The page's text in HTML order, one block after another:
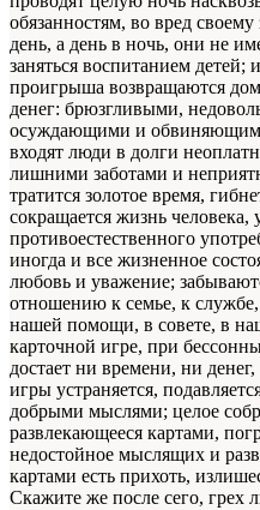
обязанностям, во вред
день, а день в ночь, они не
заняться воспитанием
проигрыша возвращаются
денег: брюзгливыми,
осуждающими и
входят люди в долги
лишними заботами и
тратится золотое время,
сокращается жизнь человека,
противоестественного
иногда и все жизненное
любовь и уважение;
отношению к семье, к
нашей помощи, в совете, в
карточной игре, при
достает ни времени, ни
игры устраняется,
добрыми мыслями; целое
развлекающееся картами,
недостойное мыслящих и
картами есть прихоть,
Скажите же после сего, грех